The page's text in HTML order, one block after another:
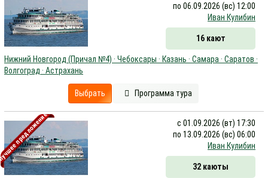
по 06.09.2026 (вс) 12:00
Иван Кулибин
16 кают
Нижний Новгород (Причал №4) · Чебоксары · Казань · Самара · Саратов ·
Волгоград · Астрахань
Выбрать Программа тура
предложение
с 01.09.2026 (вт) 17:30
по 13.09.2026 (вс) 06:00
Иван Кулибин
32 каюты